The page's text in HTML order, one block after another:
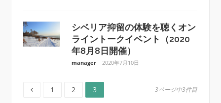
シベリア抑留の体験を聴くオン
ライントークイベント（2020
年8月8日開催）
manager 2020年7月10日
投
ペ
ー
1
ペ
ー
2
ペ
ー
3 3ページ中3件目